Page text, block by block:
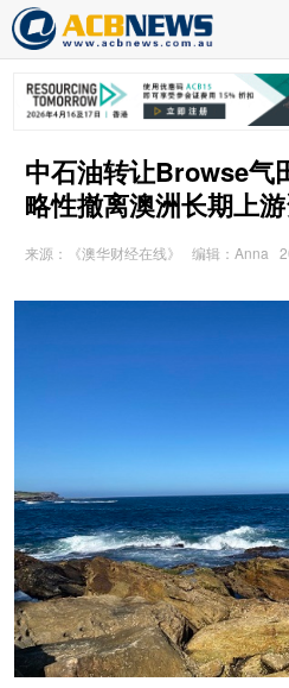
中石油转让Browse气
略性撤离澳洲长期上
来源：《澳华财经在线》 编辑：Anna